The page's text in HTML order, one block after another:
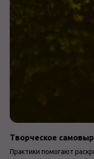
Творческое
Практики помогают